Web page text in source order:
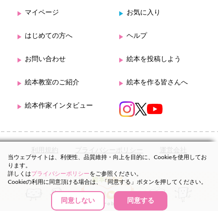
マイページ お気に入り
はじめての方へ ヘルプ
お問い合わせ 絵本を投稿しよう
絵本教室のご紹介 絵本を作る皆さんへ
絵本作家インタビュー
利用規約 プライバシーポリシー 運営会社
当ウェブサイトは、利便性、品質維持・向上を目的に、Cookieを使用してお
ります。
詳しくはプライバシーポリシーをご参照ください。
Cookieの利用に同意頂ける場合は、「同意する」ボタンを押してください。
同意しない 同意する